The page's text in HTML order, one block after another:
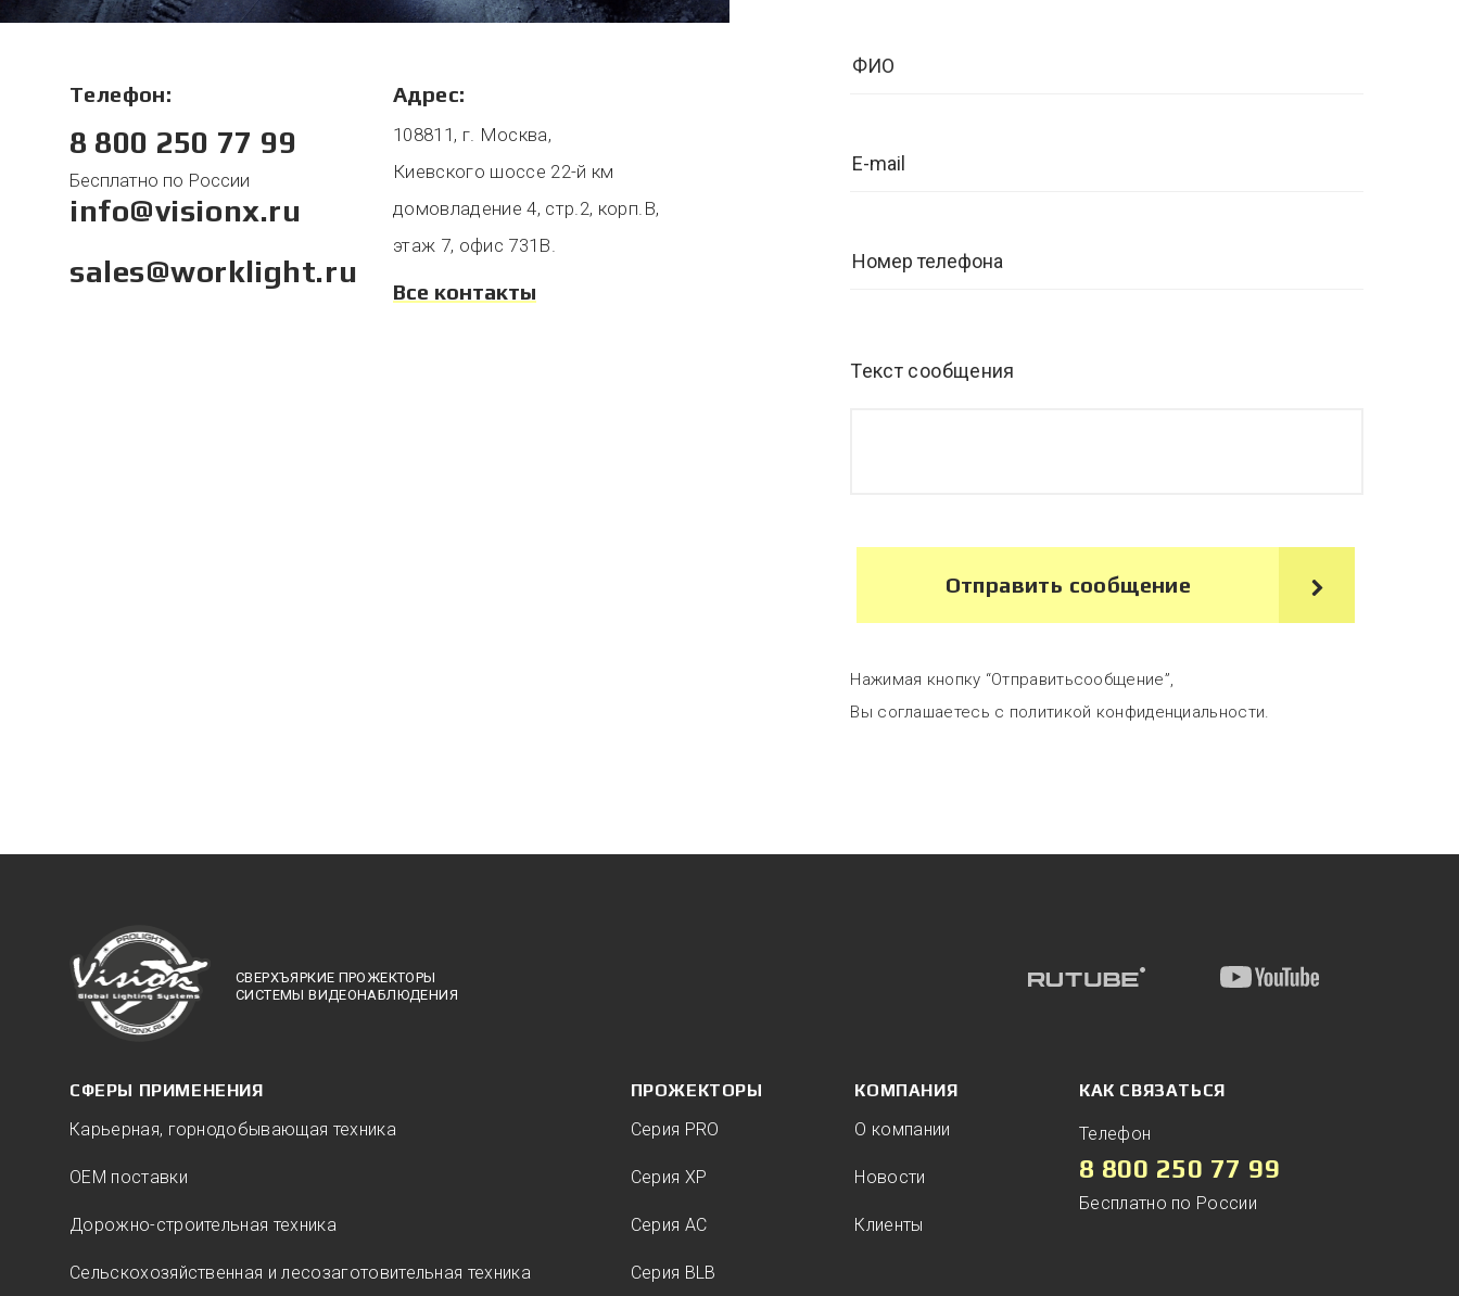
Телефон:
8 800 250 77 99
Бесплатно по России
info@visionx.ru
sales@worklight.ru
Адрес:
108811, г. Москва,
Киевского шоссе 22-й км
домовладение 4, стр.2, корп.В,
этаж 7, офис 731В.
Все контакты
Текст сообщения
Отправить сообщение
Нажимая кнопку “Отправитьсообщение”,
Вы соглашаетесь с политикой конфиденциальности.
СВЕРХЪЯРКИЕ ПРОЖЕКТОРЫ
СИСТЕМЫ ВИДЕОНАБЛЮДЕНИЯ
СФЕРЫ ПРИМЕНЕНИЯ
Карьерная, горнодобывающая техника
ОЕМ поставки
Дорожно-строительная техника
Сельскохозяйственная и лесозаготовительная техника
ПРОЖЕКТОРЫ
Серия PRO
Серия XP
Серия AC
Серия BLB
КОМПАНИЯ
О компании
Новости
Клиенты
КАК СВЯЗАТЬСЯ
Телефон
8 800 250 77 99
Бесплатно по России